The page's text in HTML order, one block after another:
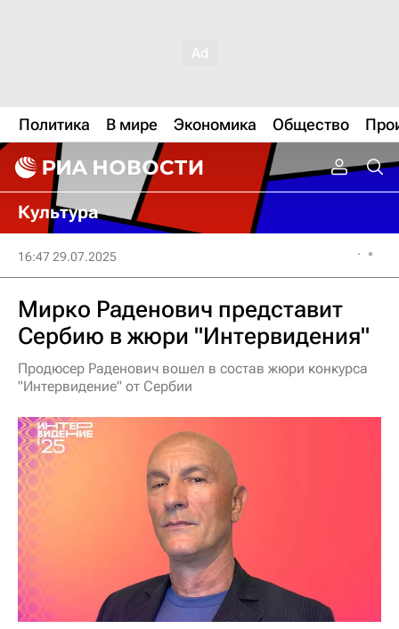
Политика В мире Экономика Общество
Культура
16:47 29.07.2025
Мирко Раденович представит
Сербию в жюри "Интервидения"
Продюсер Раденович вошел в состав жюри конкурса
"Интервидение" от Сербии